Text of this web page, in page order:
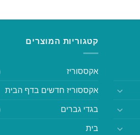
קטגוריות המוצרים
אקססוריז
אקססוריז חדשים בדף הבית
בגדי גברים
בית